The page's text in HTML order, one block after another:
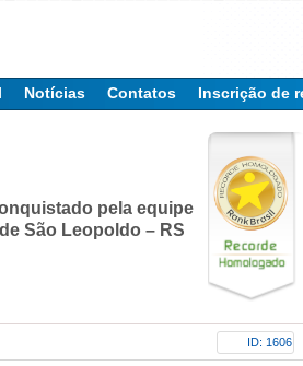
Notícias Contatos Inscrição de
pela equipe
São Leopoldo – RS
ID: 1606